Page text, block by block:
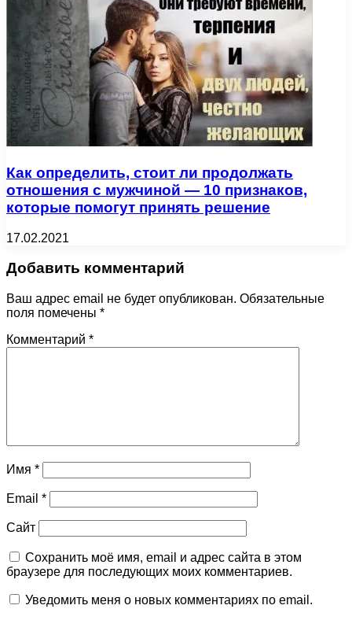
Как определить, стоит ли продолжать
отношения с мужчиной — 10 признаков,
которые помогут принять решение
17.02.2021
Добавить комментарий
Ваш адрес email не будет опубликован. Обязательные
поля помечены *
Комментарий *
Имя *
Email *
Сайт
Сохранить моё имя, email и адрес сайта в этом
браузере для последующих моих комментариев.
Уведомить меня о новых комментариях по email.